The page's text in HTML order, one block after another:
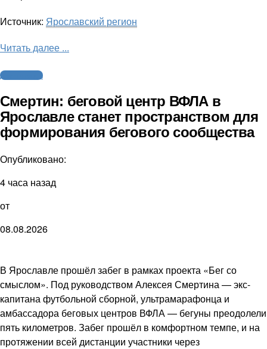
Источник: Ярославский регион
Читать далее ...
Другие виды
Смертин: беговой центр ВФЛА в
Ярославле станет пространством для
формирования бегового сообщества
Опубликовано:
4 часа назад
от
08.08.2026
В Ярославле прошёл забег в рамках проекта «Бег со
смыслом». Под руководством Алексея Смертина — экс-
капитана футбольной сборной, ультрамарафонца и
амбассадора беговых центров ВФЛА — бегуны преодолели
пять километров. Забег прошёл в комфортном темпе, и на
протяжении всей дистанции участники через